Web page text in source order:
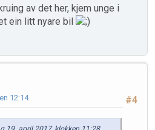
av det her, kjem unge i
ein litt nyare bil
#4
12:14